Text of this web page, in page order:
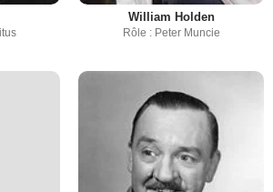
William Holden
Rôle : Peter Muncie